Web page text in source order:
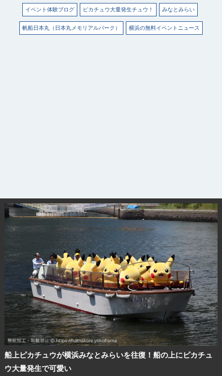
イベント体験ブログ ピカチュウ大量発生チュウ！ みなとみらい
帆船日本丸（日本丸メモリアルパーク） 横浜の無料イベントニュース
船上ピカチュウが横浜みなとみらいを往復！船の上にピカチュ
ウ大量発生で可愛い